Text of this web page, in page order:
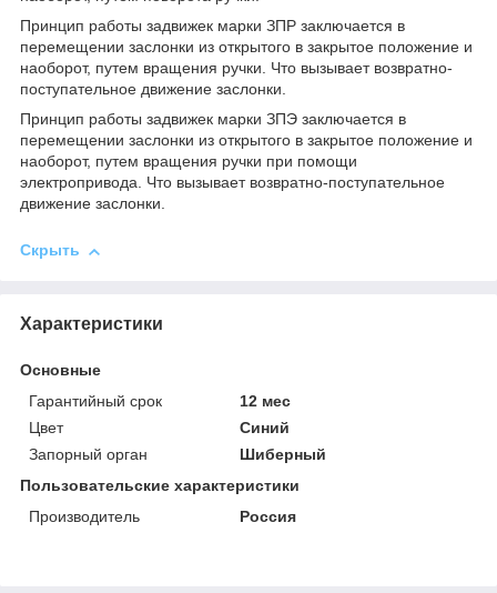
Принцип работы задвижек марки ЗПР заключается в
перемещении заслонки из открытого в закрытое положение и
наоборот, путем вращения ручки. Что вызывает возвратно-
поступательное движение заслонки.
Принцип работы задвижек марки ЗПЭ заключается в
перемещении заслонки из открытого в закрытое положение и
наоборот, путем вращения ручки при помощи
электропривода. Что вызывает возвратно-поступательное
движение заслонки.
Скрыть
Характеристики
Основные
Гарантийный срок
12 мес
Цвет
Синий
Запорный орган
Шиберный
Пользовательские характеристики
Производитель
Россия